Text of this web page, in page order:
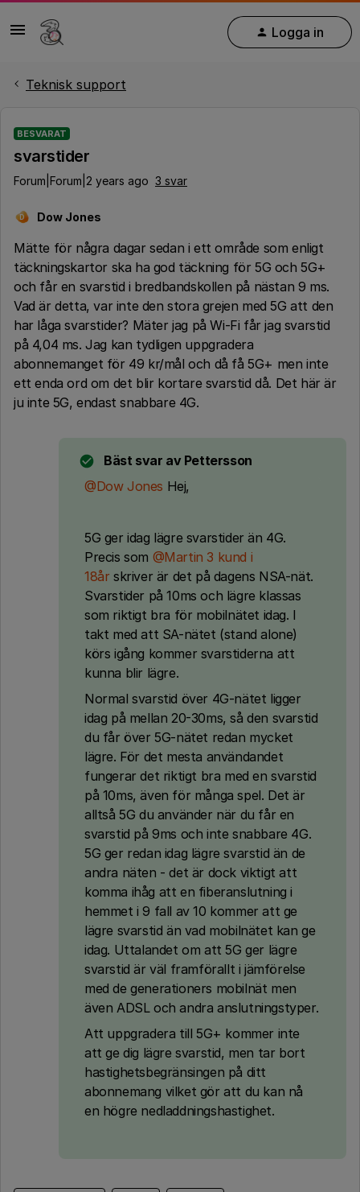
Logga in
Teknisk support
BESVARAT
svarstider
Forum|Forum|2 years ago 3 svar
D Dow Jones
Mätte för några dagar sedan i ett område som enligt
täckningskartor ska ha god täckning för 5G och 5G+
och får en svarstid i bredbandskollen på nästan 9 ms.
Vad är detta, var inte den stora grejen med 5G att den
har låga svarstider? Mäter jag på Wi-Fi får jag svarstid
på 4,04 ms. Jag kan tydligen uppgradera
abonnemanget för 49 kr/mål och då få 5G+ men inte
ett enda ord om det blir kortare svarstid då. Det här är
ju inte 5G, endast snabbare 4G.
Bäst svar av Pettersson
@Dow Jones Hej,
5G ger idag lägre svarstider än 4G.
Precis som @Martin 3 kund i
18år skriver är det på dagens NSA-nät.
Svarstider på 10ms och lägre klassas
som riktigt bra för mobilnätet idag. I
takt med att SA-nätet (stand alone)
körs igång kommer svarstiderna att
kunna blir lägre.
Normal svarstid över 4G-nätet ligger
idag på mellan 20-30ms, så den svarstid
du får över 5G-nätet redan mycket
lägre. För det mesta användandet
fungerar det riktigt bra med en svarstid
på 10ms, även för många spel. Det är
alltså 5G du använder när du får en
svarstid på 9ms och inte snabbare 4G.
5G ger redan idag lägre svarstid än de
andra näten - det är dock viktigt att
komma ihåg att en fiberanslutning i
hemmet i 9 fall av 10 kommer att ge
lägre svarstid än vad mobilnätet kan ge
idag. Uttalandet om att 5G ger lägre
svarstid är väl framförallt i jämförelse
med de generationers mobilnät men
även ADSL och andra anslutningstyper.
Att uppgradera till 5G+ kommer inte
att ge dig lägre svarstid, men tar bort
hastighetsbegränsingen på ditt
abonnemang vilket gör att du kan nå
en högre nedladdningshastighet.